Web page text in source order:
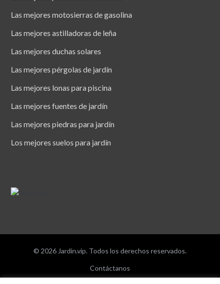
Las mejores motosierras de gasolina
Las mejores astilladoras de leña
Las mejores duchas solares
Las mejores pérgolas de jardín
Las mejores lonas para piscina
Las mejores fuentes de jardín
Las mejores piedras para jardín
Los mejores suelos para jardín
© 2026 Jardin.vip. Todos los derechos reservados.
Contáctanos